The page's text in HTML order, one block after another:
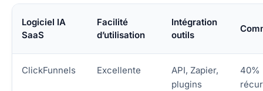
Logiciel IA
SaaS
Facilité
d’utilisation
Intégration
outils
ClickFunnels Excellente
API, Zapier,
plugins
40%